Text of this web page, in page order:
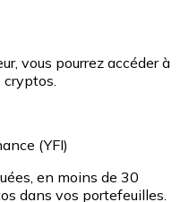
vous pourrez accéder à
cryptos.
(YFI)
en moins de 30
dans vos portefeuilles.